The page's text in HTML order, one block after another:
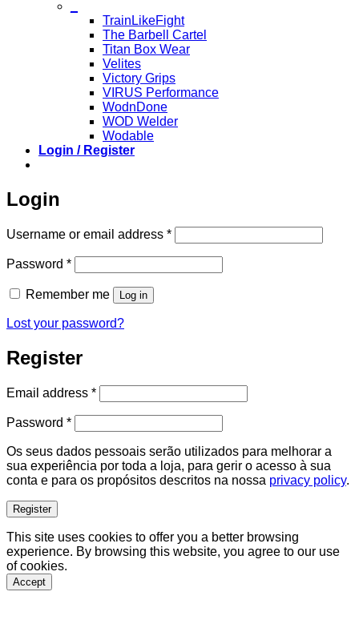
TrainLikeFight
The Barbell Cartel
Titan Box Wear
Velites
Victory Grips
VIRUS Performance
WodnDone
WOD Welder
Wodable
Login / Register
Login
Username or email address *Required
Password *Required
Remember me Log in
Lost your password?
Register
Email address *Required
Password *Required
Os seus dados pessoais serão utilizados para melhorar a
sua experiência por toda a loja, para gerir o acesso à sua
conta e para os propósitos descritos na nossa privacy policy.
Register
This site uses cookies to offer you a better browsing
experience. By browsing this website, you agree to our use
of cookies.
Accept